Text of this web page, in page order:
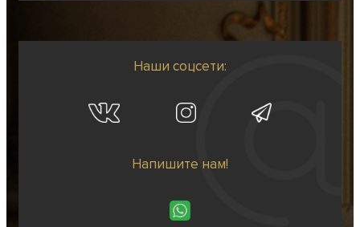
Наши соцсети:
Напишите нам!